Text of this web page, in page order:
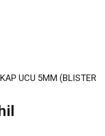
UCU 5MM (BLISTER